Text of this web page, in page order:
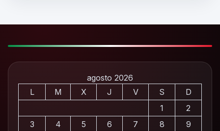
agosto 2026
L
M X J V S
D
1
2
3
4 5 6 7 8
9